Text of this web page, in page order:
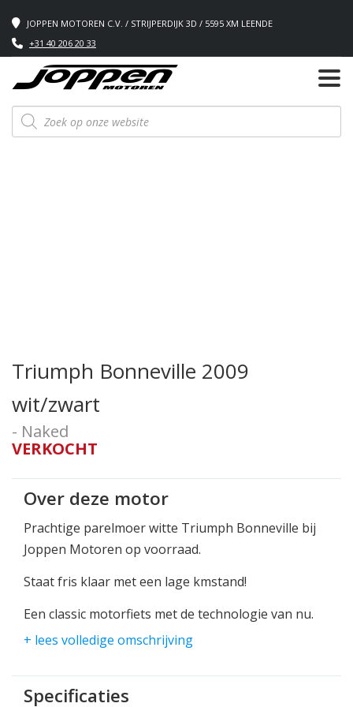
JOPPEN MOTOREN C.V. / STRIJPERDIJK 3D / 5595 XM LEENDE
+31 40 206 20 33
Producten
zoeken
Triumph Bonneville 2009
wit/zwart
- Naked
VERKOCHT
Over deze motor
Prachtige parelmoer witte Triumph Bonneville bij
Joppen Motoren op voorraad.
Staat fris klaar met een lage kmstand!
Een classic motorfiets met de technologie van nu.
Heerlijk rond touren met het koppelrijke
Het zadel geeft lekker comfort voor rijder en voor
+ lees volledige omschrijving
Specificaties